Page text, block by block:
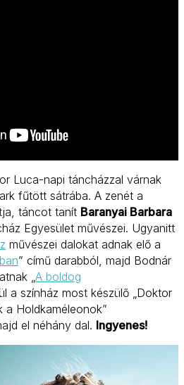
Luca-napi táncházzal várnak
fűtött sátrába. A zenét a
táncot tanít Baranyai Barbara
Egyesület művészei. Ugyanitt
művészei dalokat adnak elő a
” című darabból, majd Bodnár
„A boldog
a színház most készülő „Doktor
a Holdkaméleonok”
el néhány dal. Ingyenes!